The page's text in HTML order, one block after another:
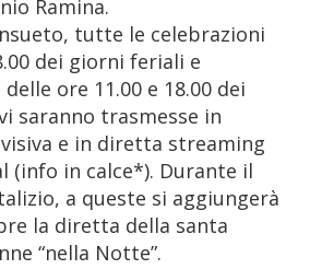
Ramina.
tutte le celebrazioni
dei giorni feriali e
ore 11.00 e 18.00 dei
saranno trasmesse in
e in diretta streaming
(info in calce*). Durante il
a queste si aggiungerà
la diretta della santa
“nella Notte”.